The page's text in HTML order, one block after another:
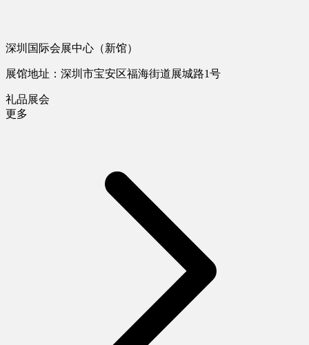
深圳国际会展中心（新馆）
展馆地址：深圳市宝安区福海街道展城路1号
礼品展会
更多